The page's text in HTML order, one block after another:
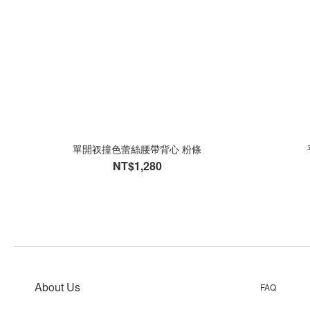
單開衩撞色蕾絲腰帶背心 粉條
NT$1,280
About Us FAQ